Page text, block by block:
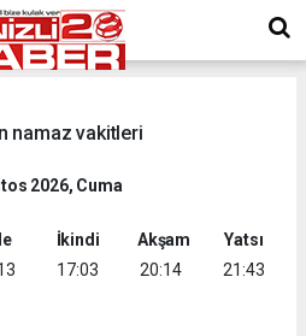
namaz vakitleri
2026, Cuma
İkindi
17:03
Akşam
20:14
Yatsı
21:43